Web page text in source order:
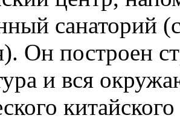
санаторий
Он построен
и вся